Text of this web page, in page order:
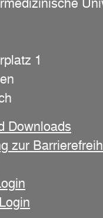
1
Downloads
zur